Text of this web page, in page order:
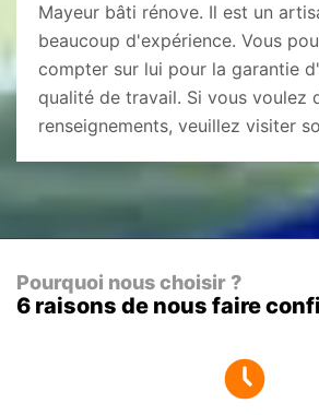
Mayeur bâti rénove. Il est un
beaucoup d'expérience. Vous
compter sur lui pour la garantie
qualité de travail. Si vous voulez
renseignements, veuillez visiter
Pourquoi nous choisir ?
6 raisons de nous faire